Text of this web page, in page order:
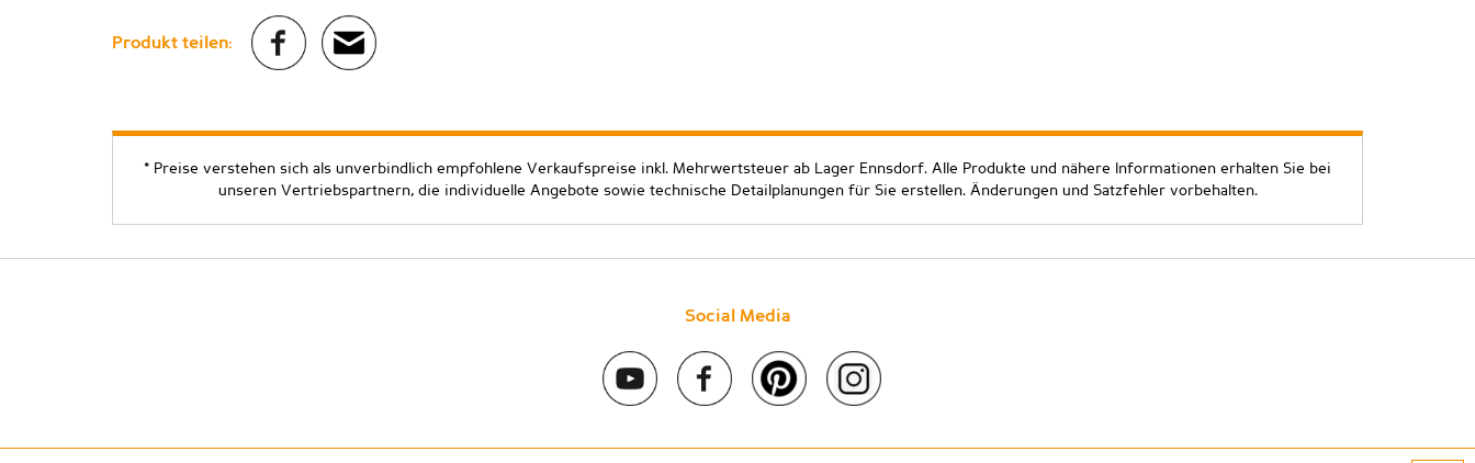
Produkt teilen:
* Preise verstehen sich als unverbindlich empfohlene Verkaufspreise inkl. Mehrwertsteuer ab Lager Ennsdorf. Alle Produkte und nähere Informationen erhalten Sie bei
unseren Vertriebspartnern, die individuelle Angebote sowie technische Detailplanungen für Sie erstellen. Änderungen und Satzfehler vorbehalten.
Social Media